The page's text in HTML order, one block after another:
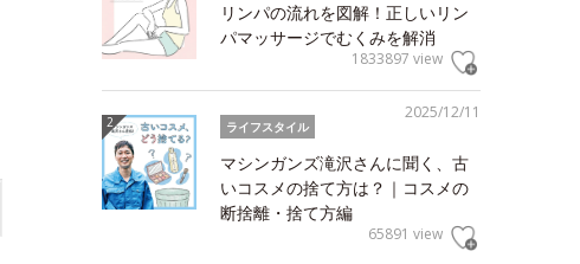
リンパの流れを図解！正しいリン
パマッサージでむくみを解消
1833897 view
2025/12/11
ライフスタイル
マシンガンズ滝沢さんに聞く、古
いコスメの捨て方は？｜コスメの
断捨離・捨て方編
65891 view